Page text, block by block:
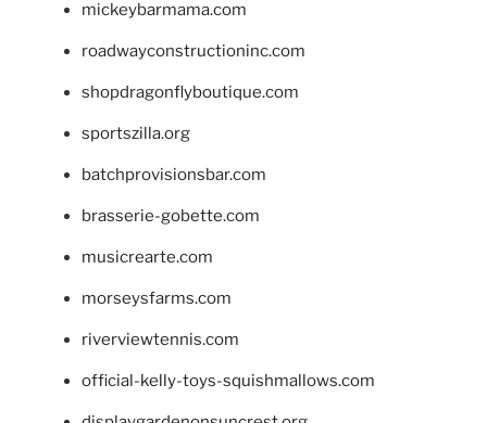
mickeybarmama.com
roadwayconstructioninc.com
shopdragonflyboutique.com
sportszilla.org
batchprovisionsbar.com
brasserie-gobette.com
musicrearte.com
morseysfarms.com
riverviewtennis.com
official-kelly-toys-squishmallows.com